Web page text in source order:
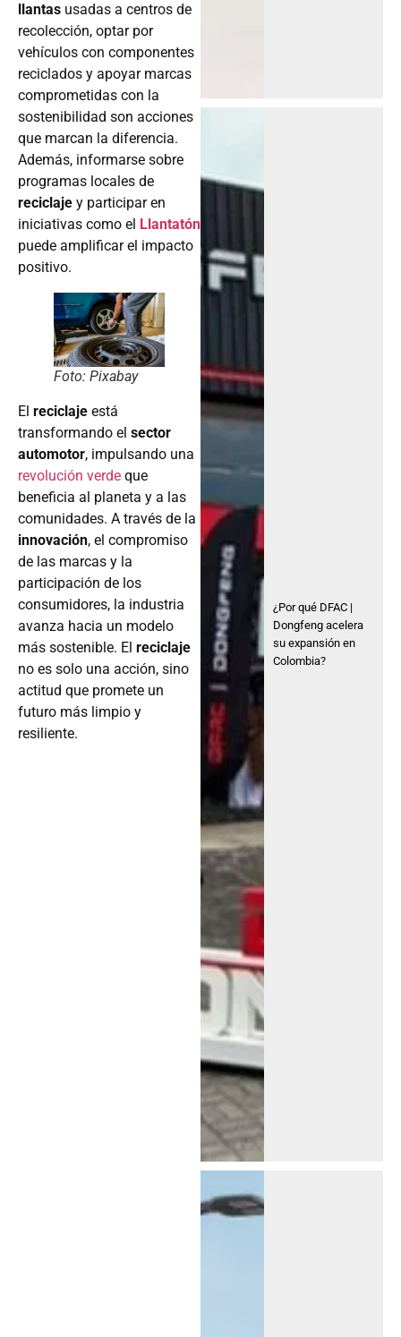
llantas usadas a centros de
recolección, optar por
vehículos con componentes
reciclados y apoyar marcas
comprometidas con la
sostenibilidad son acciones
que marcan la diferencia.
Además, informarse sobre
programas locales de
reciclaje y participar en
iniciativas como el Llantatón
puede amplificar el impacto
positivo.
Foto: Pixabay
El reciclaje está
transformando el sector
automotor, impulsando una
revolución verde que
beneficia al planeta y a las
comunidades. A través de la
innovación, el compromiso
de las marcas y la
participación de los
consumidores, la industria
avanza hacia un modelo
más sostenible. El reciclaje
no es solo una acción, sino
actitud que promete un
futuro más limpio y
resiliente.
¿Por qué DFAC |
Dongfeng acelera
su expansión en
Colombia?